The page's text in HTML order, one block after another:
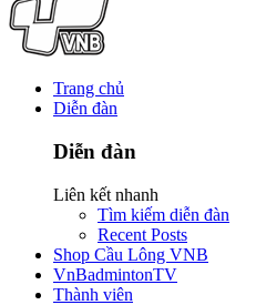
Trang chủ
Diễn đàn
Diễn đàn
Liên kết nhanh
Tìm kiếm diễn đàn
Recent Posts
Shop Cầu Lông VNB
VnBadmintonTV
Thành viên